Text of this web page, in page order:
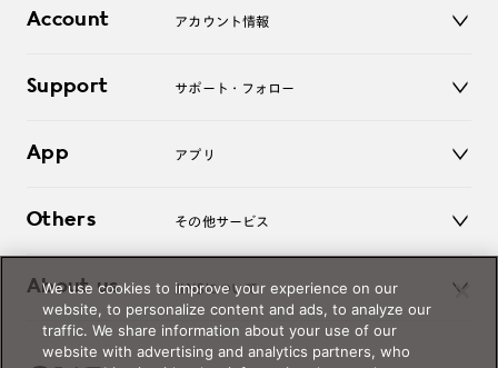
コンタクトレンズ
アクセサリー
オンラインショップ
Account アカウント情報
ログアウト
Support サポート・フォロー
よくあるご質問
お問い合わせ
App アプリ
Others その他サービス
レンズ交換
オンラインギフト
価格案内
About us JINSについて
Magnify Life
会社概要
We use cookies to improve your experience on our
website, to personalize content and ads, to analyze our
traffic. We share information about your use of our
website with advertising and analytics partners, who